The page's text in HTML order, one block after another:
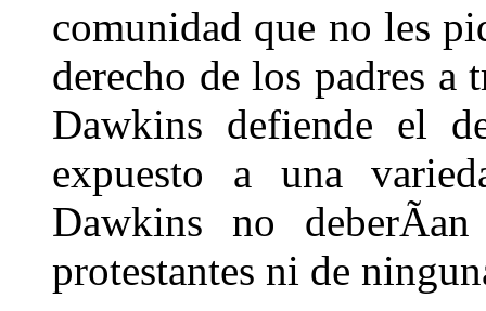
comunidad que no les
derecho de los padres
Dawkins defiende el
expuesto a una
Dawkins no
protestantes ni de